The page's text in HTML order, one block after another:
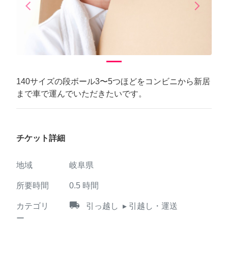
arrow_back_iosPrevious arrow_forward_iosNext
140サイズの段ボール3〜5つほどをコンビニから新居
まで車で運んでいただきたいです。
チケット詳細
地域 岐阜県
所要時間 0.5 時間
カテゴリ
ー
local_shipping 引っ越し ▸ 引越し・運送